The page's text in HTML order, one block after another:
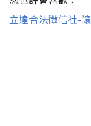
立達合法徵信社-